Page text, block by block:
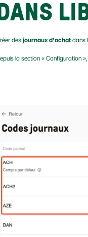
des journaux d'achat dans
la section « Configuration